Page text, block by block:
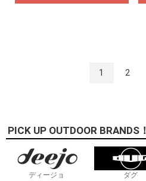
1 2
PICK UP OUTDOOR BRANDS！
ディージョ ダグ